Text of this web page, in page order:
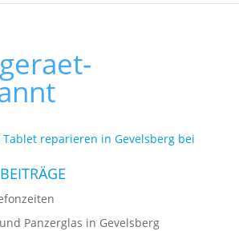
Panzerglas in Gevelsberg